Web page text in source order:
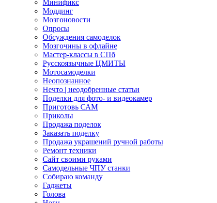
Минификс
Моддинг
Мозгоновости
Опросы
Обсуждения самоделок
Мозгочины в офлайне
Мастер-классы в СПб
Русскоязычные ЦМИТЫ
Мотосамоделки
Неопознанное
Нечто | неодобренные статьи
Поделки для фото- и видеокамер
Приготовь САМ
Приколы
Продажа поделок
Заказать поделку
Продажа украшений ручной работы
Ремонт техники
Сайт своими руками
Самодельные ЧПУ станки
Собираю команду
Гаджеты
Голова